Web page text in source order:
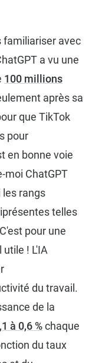
familiariser avec
a vu une
100 millions
après sa
que TikTok
pour
en bonne voie
moi ChatGPT
les rangs
telles
pour une
! L'IA
du travail.
de la
à 0,6 %chaque
du taux